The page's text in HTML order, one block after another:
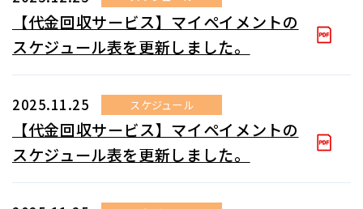
【代金回収サービス】マイペイメントの
スケジュール表を更新しました。
2025.11.25 スケジュール
【代金回収サービス】マイペイメントの
スケジュール表を更新しました。